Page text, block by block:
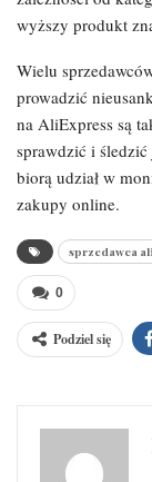
wyższy produkt
Wielu
prowadzić
na AliExpress są
sprawdzić i
biorą udział w
zakupy online.
sprzedawca
0
Podziel się